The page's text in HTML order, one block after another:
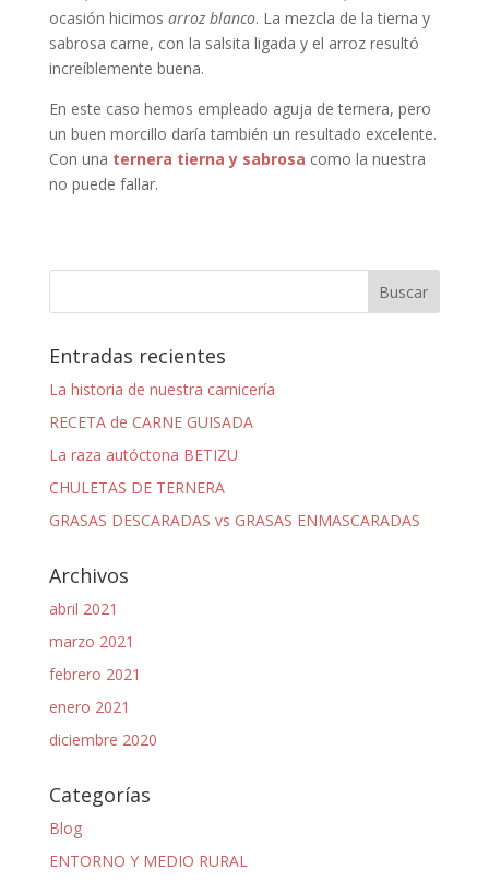
ocasión hicimos arroz blanco. La mezcla de la tierna y
sabrosa carne, con la salsita ligada y el arroz resultó
increíblemente buena.
En este caso hemos empleado aguja de ternera, pero
un buen morcillo daría también un resultado excelente.
Con una ternera tierna y sabrosa como la nuestra
no puede fallar.
Entradas recientes
La historia de nuestra carnicería
RECETA de CARNE GUISADA
La raza autóctona BETIZU
CHULETAS DE TERNERA
GRASAS DESCARADAS vs GRASAS ENMASCARADAS
Archivos
abril 2021
marzo 2021
febrero 2021
enero 2021
diciembre 2020
Categorías
Blog
ENTORNO Y MEDIO RURAL